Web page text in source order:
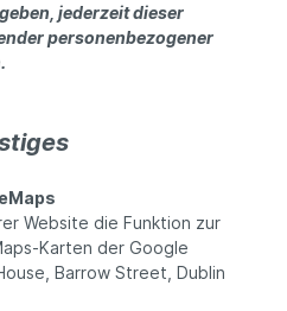
jederzeit dieser
personenbezogener
Website die Funktion zur
Karten der Google
Barrow Street, Dublin